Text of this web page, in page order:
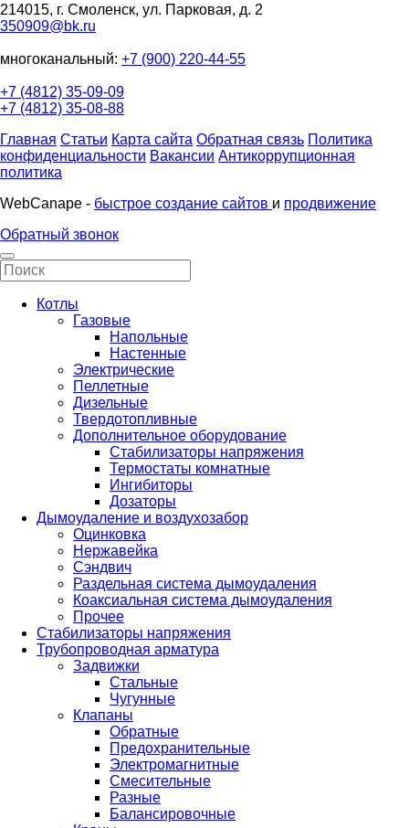
214015, г. Смоленск, ул. Парковая, д. 2
350909@bk.ru
многоканальный: +7 (900) 220-44-55
+7 (4812) 35-09-09
+7 (4812) 35-08-88
Главная Статьи Карта сайта Обратная связь Политика
конфиденциальности Вакансии Антикоррупционная
политика
WebCanape - быстрое создание сайтов и продвижение
Обратный звонок
Котлы
Газовые
Напольные
Настенные
Электрические
Пеллетные
Дизельные
Твердотопливные
Дополнительное оборудование
Стабилизаторы напряжения
Термостаты комнатные
Ингибиторы
Дозаторы
Дымоудаление и воздухозабор
Оцинковка
Нержавейка
Сэндвич
Раздельная система дымоудаления
Коаксиальная система дымоудаления
Прочее
Стабилизаторы напряжения
Трубопроводная арматура
Задвижки
Стальные
Чугунные
Клапаны
Обратные
Предохранительные
Электромагнитные
Смесительные
Разные
Балансировочные